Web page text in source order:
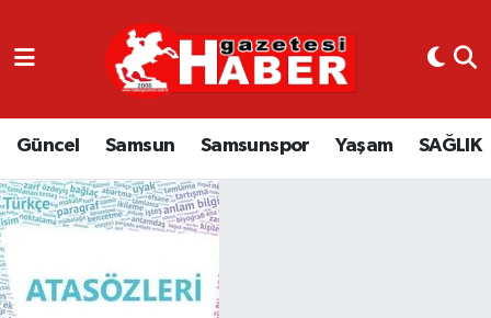
Güncel Samsun Samsunspor Yaşam SAĞLIK
GÜNCEL
SAMSUN
SAMSUNSPOR
YAŞAM